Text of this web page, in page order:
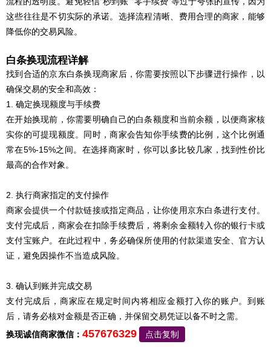
这些往往是不切实际的承诺。选择流程清晰、费用合理的商家，能够
降低你的交易风险。
白条换现流程详解
找到合适的京东白条换现商家后，你需要按照以下步骤进行操作，以
确保交易的安全和高效：
1. 确定换现额度与手续费
在开始换现前，你需要明确自己的白条额度和当前余额，以便商家核
实你的可提现额度。同时，商家会告知你手续费的比例，这个比例通
常在5%-15%之间。在选择商家时，你可以多比较几家，找到性价比
最高的合作对象。
2. 执行商家指定的支付操作
商家会提供一个付款链接或指定商品，让你使用京东白条进行支付。
支付完成后，商家会在扣除手续费后，将剩余金额转入你的银行卡或
支付宝账户。在此过程中，务必确保所使用的付款渠道安全、官方认
证，避免因操作不当造成风险。
3. 确认到账并完成交易
支付完成后，商家应在规定时间内将相应金额打入你的账户。到账
后，请务必核对金额是否正确，并保留交易凭证以备不时之需。
换现诚信商家微信： 457676329 点击复制